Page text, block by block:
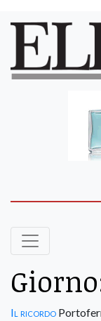
Il ricordo